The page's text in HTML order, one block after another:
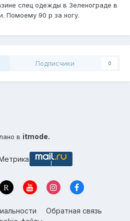
спец одежды в Зеленограде в
Помоему 90 р за ногу.
Подписчики 0
в itmode.
Обратная связь